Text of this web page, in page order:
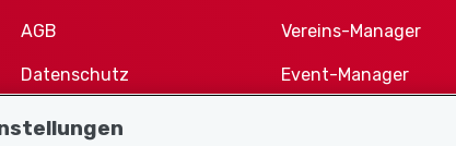
AGB
Datenschutz
Cookie-Richtlinie
Vereins-Manager
Event-Manager